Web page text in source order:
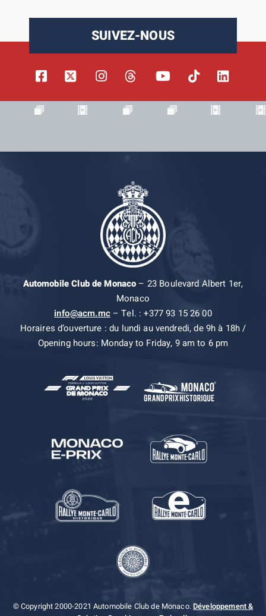
SUIVEZ-NOUS
Automobile Club de Monaco– 23 Boulevard Albert 1er,
Monaco
info@acm.mc– Tel. : +377 93 15 26 00
Horaires d’ouverture : du lundi au vendredi, de 9h à 18h /
Opening hours: Monday to Friday, 9 am to 6 pm
© Copyright 2000-2021 Automobile Club de Monaco.Développement &